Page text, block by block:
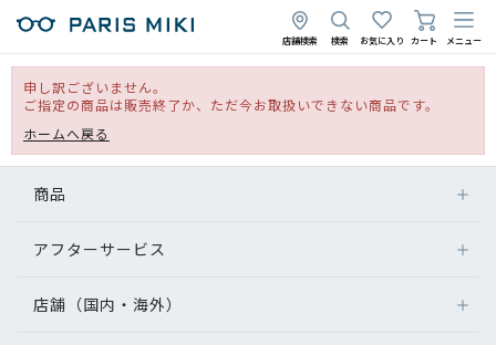
店舗検索 検索 お気に入り カート メニュー
申し訳ございません。
ご指定の商品は販売終了か、ただ今お取扱いできない商品です。
ホームへ戻る
商品
アフターサービス
店舗（国内・海外）